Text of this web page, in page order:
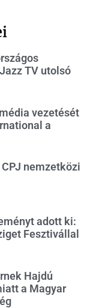
TV utolsó
vezetését
a
nemzetközi
adott ki:
Fesztivállal
Hajdú
a Magyar